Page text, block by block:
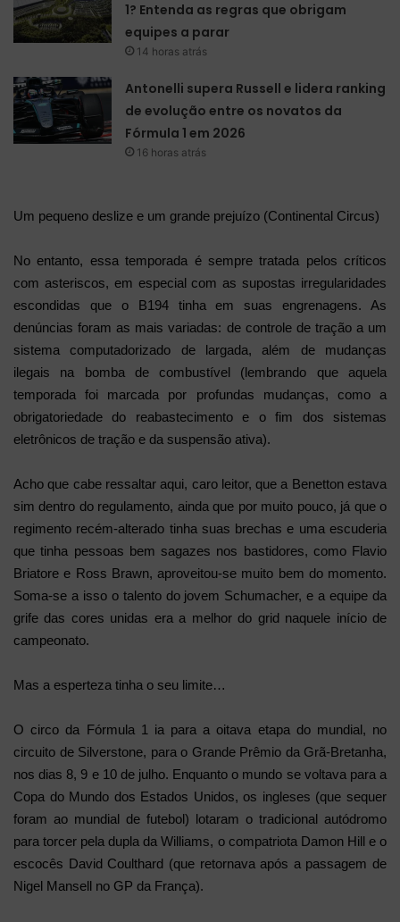
1? Entenda as regras que obrigam
equipes a parar
14 horas atrás
Antonelli supera Russell e lidera ranking
de evolução entre os novatos da
Fórmula 1 em 2026
16 horas atrás
Um pequeno deslize e um grande prejuízo (Continental Circus)
No entanto, essa temporada é sempre tratada pelos críticos
com asteriscos, em especial com as supostas irregularidades
escondidas que o B194 tinha em suas engrenagens. As
denúncias foram as mais variadas: de controle de tração a um
sistema computadorizado de largada, além de mudanças
ilegais na bomba de combustível (lembrando que aquela
temporada foi marcada por profundas mudanças, como a
obrigatoriedade do reabastecimento e o fim dos sistemas
eletrônicos de tração e da suspensão ativa).
Acho que cabe ressaltar aqui, caro leitor, que a Benetton estava
sim dentro do regulamento, ainda que por muito pouco, já que o
regimento recém-alterado tinha suas brechas e uma escuderia
que tinha pessoas bem sagazes nos bastidores, como Flavio
Briatore e Ross Brawn, aproveitou-se muito bem do momento.
Soma-se a isso o talento do jovem Schumacher, e a equipe da
grife das cores unidas era a melhor do grid naquele início de
campeonato.
Mas a esperteza tinha o seu limite…
O circo da Fórmula 1 ia para a oitava etapa do mundial, no
circuito de Silverstone, para o Grande Prêmio da Grã-Bretanha,
nos dias 8, 9 e 10 de julho. Enquanto o mundo se voltava para a
Copa do Mundo dos Estados Unidos, os ingleses (que sequer
foram ao mundial de futebol) lotaram o tradicional autódromo
para torcer pela dupla da Williams, o compatriota Damon Hill e o
escocês David Coulthard (que retornava após a passagem de
Nigel Mansell no GP da França).